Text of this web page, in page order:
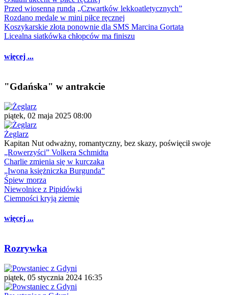
Przed wiosenną rundą „Czwartków lekkoatletycznych”
Rozdano medale w mini piłce ręcznej
Koszykarskie złota ponownie dla SMS Marcina Gortata
Licealna siatkówka chłopców ma finiszu
więcej ...
"Gdańska" w antrakcie
piątek, 02 maja 2025 08:00
Żeglarz
Kapitan Nut odważny, romantyczny, bez skazy, poświęcił swoje
„Rowerzyści” Volkera Schmidta
Charlie zmienia się w kurczaka
„Iwona księżniczka Burgunda”
Śpiew morza
Niewolnice z Pipidówki
Ciemności kryją ziemię
więcej ...
Rozrywka
piątek, 05 stycznia 2024 16:35